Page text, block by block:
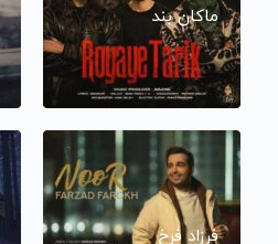
ماکان بند
فرزاد فرخ